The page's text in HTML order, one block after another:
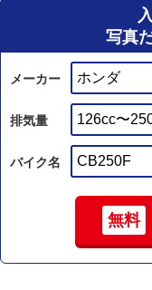
写真
メーカー
排気量
バイク名
無料